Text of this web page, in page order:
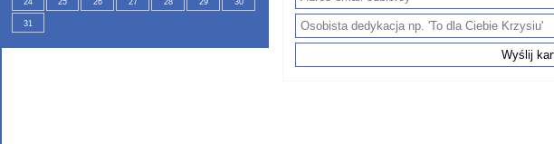
24 25 26 27 28 29 30
31